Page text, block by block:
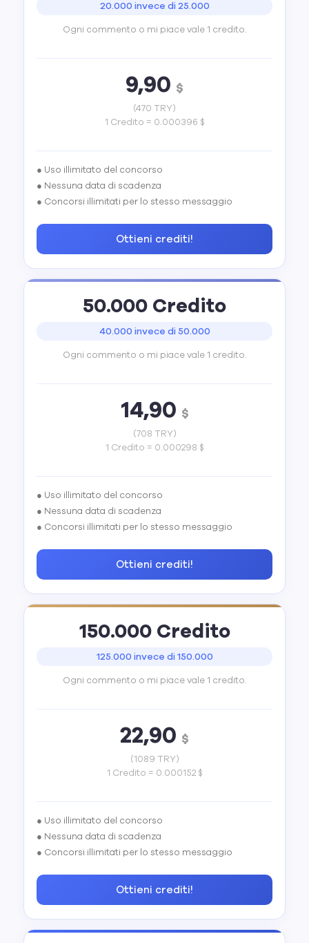
20.000 invece di 25.000
Ogni commento o mi piace vale 1 credito.
9,90 $
(470 TRY)
1 Credito = 0.000396 $
● Uso illimitato del concorso
● Nessuna data di scadenza
● Concorsi illimitati per lo stesso messaggio
Ottieni crediti!
50.000 Credito
40.000 invece di 50.000
Ogni commento o mi piace vale 1 credito.
14,90 $
(708 TRY)
1 Credito = 0.000298 $
● Uso illimitato del concorso
● Nessuna data di scadenza
● Concorsi illimitati per lo stesso messaggio
Ottieni crediti!
150.000 Credito
125.000 invece di 150.000
Ogni commento o mi piace vale 1 credito.
22,90 $
(1089 TRY)
1 Credito = 0.000152 $
● Uso illimitato del concorso
● Nessuna data di scadenza
● Concorsi illimitati per lo stesso messaggio
Ottieni crediti!